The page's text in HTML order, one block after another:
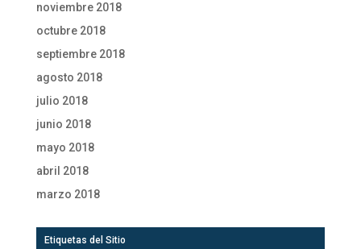
noviembre 2018
octubre 2018
septiembre 2018
agosto 2018
julio 2018
junio 2018
mayo 2018
abril 2018
marzo 2018
Etiquetas del Sitio